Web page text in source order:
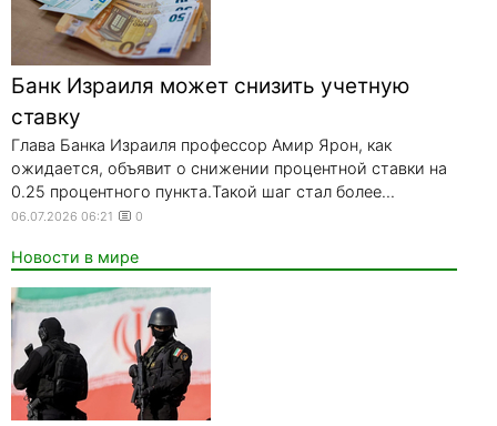
Банк Израиля может снизить учетную
ставку
Глава Банка Израиля профессор Амир Ярон, как
ожидается, объявит о снижении процентной ставки на
0.25 процентного пункта.Такой шаг стал более...
06.07.2026 06:21 0
Новости в мире